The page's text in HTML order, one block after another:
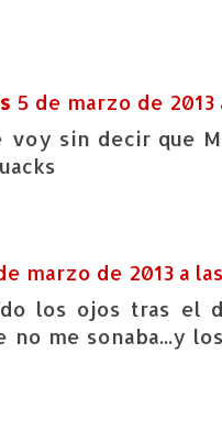
5 de marzo de 2013
voy sin decir que
marzo de 2013 a
los ojos tras el
no me sonaba...y